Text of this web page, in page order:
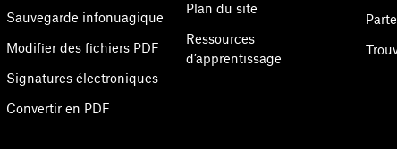
Sauvegarde infonuagique
Modifier des fichiers PDF
Signatures électroniques
Convertir en PDF
Plan du site
Ressources
d’apprentissage